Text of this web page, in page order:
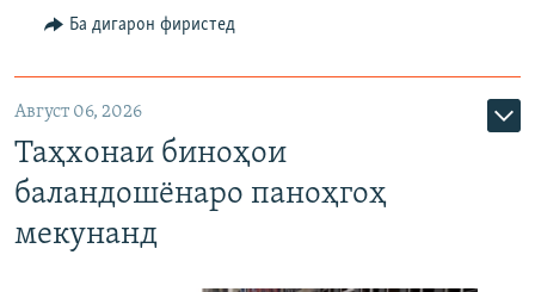
Ба дигарон фиристед
Август 06, 2026
Таҳхонаи биноҳои
баландошёнаро паноҳгоҳ
мекунанд